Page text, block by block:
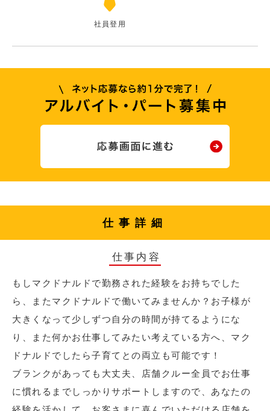
社員登用
仕事詳細
仕事内容
もしマクドナルドで勤務された経験をお持ちでした
ら、またマクドナルドで働いてみませんか？お子様が
大きくなって少しずつ自分の時間が持てるようにな
り、また何かお仕事してみたい考えている方へ、マク
ドナルドでしたら子育てとの両立も可能です！
ブランクがあっても大丈夫、店舗クルー全員でお仕事
に慣れるまでしっかりサポートしますので、あなたの